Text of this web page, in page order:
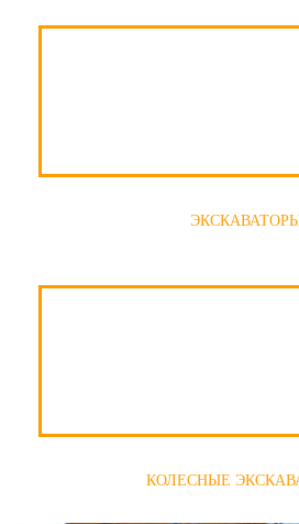
КОЛЕСНЫЕ